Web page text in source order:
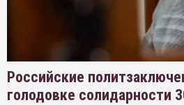
Российские
голодовке солидарности